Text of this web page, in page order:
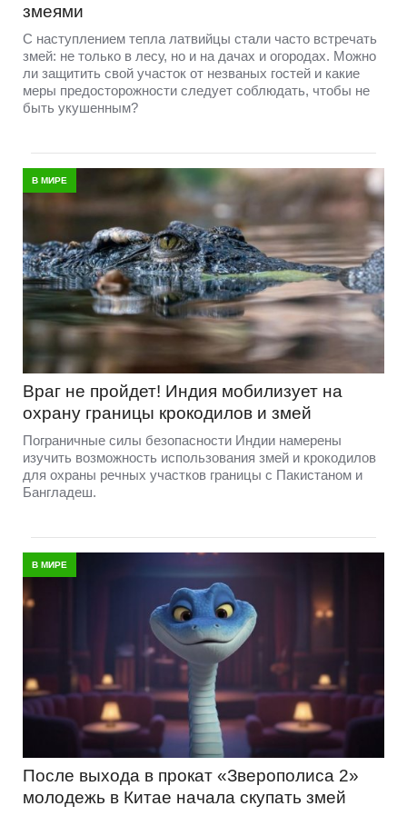
змеями
С наступлением тепла латвийцы стали часто встречать
змей: не только в лесу, но и на дачах и огородах. Можно
ли защитить свой участок от незваных гостей и какие
меры предосторожности следует соблюдать, чтобы не
быть укушенным?
В МИРЕ
Враг не пройдет! Индия мобилизует на
охрану границы крокодилов и змей
Пограничные силы безопасности Индии намерены
изучить возможность использования змей и крокодилов
для охраны речных участков границы с Пакистаном и
Бангладеш.
В МИРЕ
После выхода в прокат «Зверополиса 2»
молодежь в Китае начала скупать змей